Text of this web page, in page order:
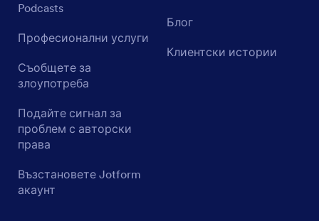
Podcasts
Професионални услуги
Съобщете за
злоупотреба
Подайте сигнал за
проблем с авторски
права
Възстановете Jotform
акаунт
Блог
Клиентски истории